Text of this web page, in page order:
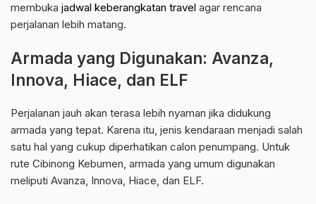
membuka jadwal keberangkatan travel agar rencana
perjalanan lebih matang.
Armada yang Digunakan: Avanza,
Innova, Hiace, dan ELF
Perjalanan jauh akan terasa lebih nyaman jika didukung
armada yang tepat. Karena itu, jenis kendaraan menjadi salah
satu hal yang cukup diperhatikan calon penumpang. Untuk
rute Cibinong Kebumen, armada yang umum digunakan
meliputi Avanza, Innova, Hiace, dan ELF.